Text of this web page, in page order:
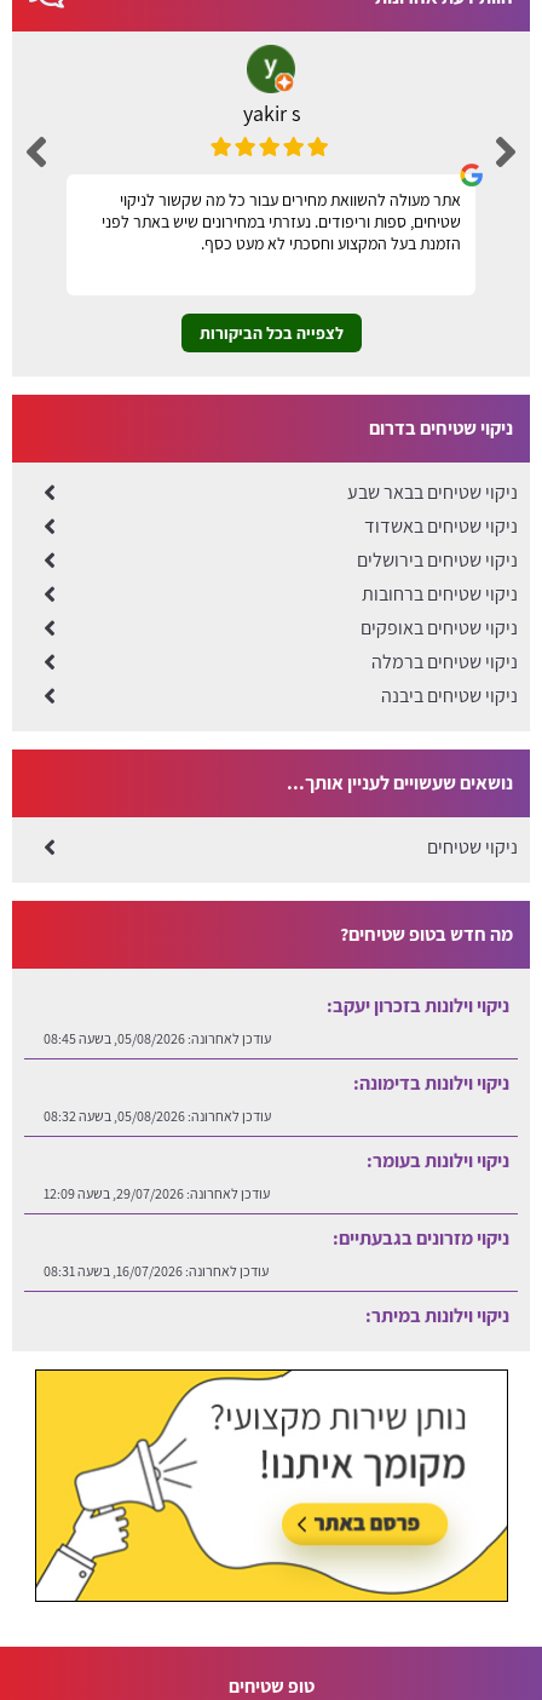
yakir s
אתר מעולה להשוואת מחירים עבור כל מה שקשור לניקוי
שטיחים, ספות וריפודים. נעזרתי במחירונים שיש באתר לפני
הזמנת בעל המקצוע וחסכתי לא מעט כסף.
לצפייה בכל הביקורות
ניקוי שטיחים בדרום
ניקוי שטיחים בבאר שבע
ניקוי שטיחים באשדוד
ניקוי שטיחים בירושלים
ניקוי שטיחים ברחובות
ניקוי שטיחים באופקים
ניקוי שטיחים ברמלה
ניקוי שטיחים ביבנה
נושאים שעשויים לעניין אותך...
ניקוי שטיחים
מה חדש בטופ שטיחים?
ניקוי וילונות בזכרון יעקב:
עודכן לאחרונה: 05/08/2026, בשעה 08:45
ניקוי וילונות בדימונה:
עודכן לאחרונה: 05/08/2026, בשעה 08:32
ניקוי וילונות בעומר:
עודכן לאחרונה: 29/07/2026, בשעה 12:09
ניקוי מזרונים בגבעתיים:
עודכן לאחרונה: 16/07/2026, בשעה 08:31
ניקוי וילונות במיתר:
טופ שטיחים